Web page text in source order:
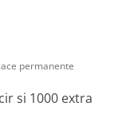
permanente
si 1000 extra